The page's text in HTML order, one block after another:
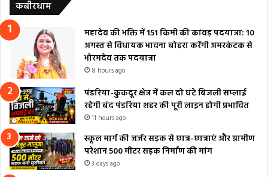
कबीरधाम
महादेव की भक्ति में 151 किमी की कांवड़ पदयात्रा: 10
अगस्त से विधायक भावना बोहरा करेंगी अमरकंटक से
भोरमदेव तक पदयात्रा
8 hours ago
पंडरिया-कुकदूर क्षेत्र में कल दो घंटे बिजली सप्लाई
रहेगी बंद पंडरिया शहर की पूरी लाइन होगी प्रभावित
11 hours ago
स्कूल मार्ग की जर्जर सड़क से छात्र-छात्राएं और ग्रामीण
परेशान 500 मीटर सड़क निर्माण की मांग
3 days ago